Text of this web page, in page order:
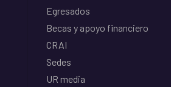
Egresados
Becas y apoyo financiero
CRAI
Sedes
UR media